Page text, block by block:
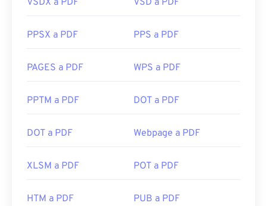
VSDX a PDF VSD a PDF
PPSX a PDF PPS a PDF
PAGES a PDF WPS a PDF
PPTM a PDF DOT a PDF
DOT a PDF Webpage a PDF
XLSM a PDF POT a PDF
HTM a PDF PUB a PDF